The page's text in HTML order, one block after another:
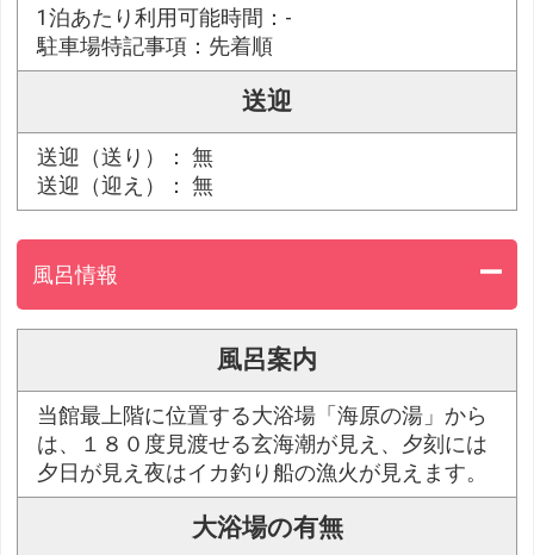
1泊あたり利用可能時間：-
駐車場特記事項：先着順
送迎
送迎（送り）： 無
送迎（迎え）： 無
風呂情報
風呂案内
当館最上階に位置する大浴場「海原の湯」から
は、１８０度見渡せる玄海潮が見え、夕刻には
夕日が見え夜はイカ釣り船の漁火が見えます。
大浴場の有無